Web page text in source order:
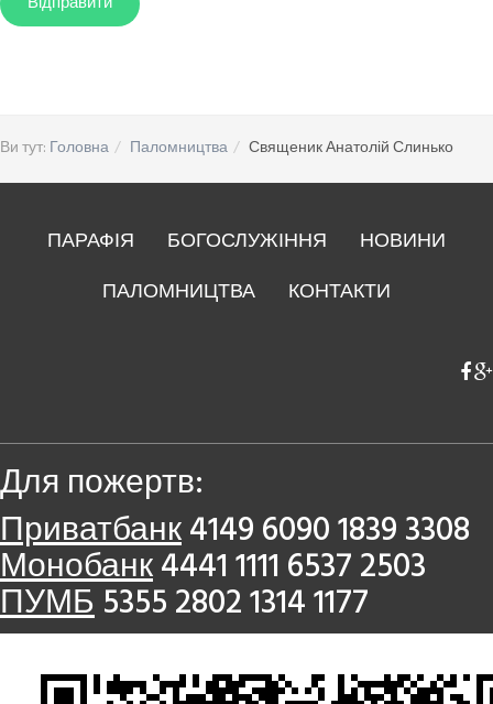
Ви тут: Головна Паломництва Священик Анатолій Слинько
ПАРАФІЯ БОГОСЛУЖІННЯ
НОВИНИ
ПАЛОМНИЦТВА
КОНТАКТИ
Для пожертв:
Приватбанк4149 6090 1839 3308
Монобанк4441 1111 6537 2503
ПУМБ5355 2802 1314 1177